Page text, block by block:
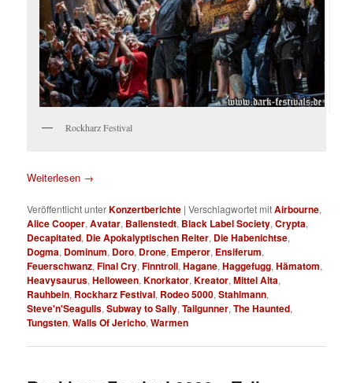
Rockharz Festival
Weiterlesen →
Veröffentlicht unterKonzertberichte |Verschlagwortet mitAirbourne,
Alice Cooper,Avatar, Ballenstedt, Black Label Society,Crypta,
Decapitated, Die Apokalyptischen Reiter, Die Habenichtse,
Dogma, Dominum, Doro, Drone, Emperor, Ensiferum,
Feuerschwanz,Final Cry,Finntroll,Hagane,Haggefugg,Hämatom,
Heavysaurus,Helloween,Knorkator,Kreator,Mittel Alta,
Rauhbein, Rockharz Festival, Rodeo 5000,Stahlmann,
Steve'n'Seagulls,Subway to Sally,Tailgunner,The Haunted,
Tungsten,Walls Of Jericho,Warmen